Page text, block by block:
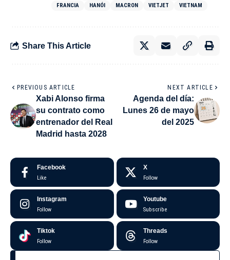
FRANCIA HANÓI MACRON VIETJET VIETNAM
Share This Article
PREVIOUS ARTICLE
Xabi Alonso firma
su contrato como
entrenador del Real
Madrid hasta 2028
NEXT ARTICLE
Agenda del día:
Lunes 26 de mayo
del 2025
Facebook
Like
X
Follow
Instagram
Follow
Youtube
Subscribe
Tiktok
Follow
Threads
Follow